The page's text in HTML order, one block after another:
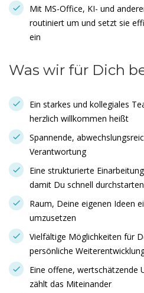
Mit MS-Office, KI- und
routiniert um und setzt sie
ein
Was wir für Dich
Ein starkes und kollegiales
herzlich willkommen heißt
Spannende,
Verantwortung
Eine strukturierte
damit Du schnell
Raum, Deine eigenen Ideen
umzusetzen
Vielfältige Möglichkeiten für
persönliche
Eine offene, wertschätzende
zählt das Miteinander